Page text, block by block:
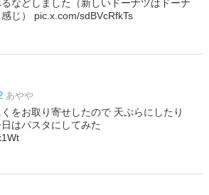
などしました（新しいドーナツはドーナ
じ） pic.x.com/sdBVcRfkTs
あやや
をお取り寄せしたので 天ぷらにしたり
はパスタにしてみた